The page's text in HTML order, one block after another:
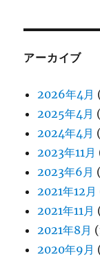
アーカイブ
2026年4月
2025年4月
2024年4月
2023年11月
2023年6月
2021年12月
2021年11月
2021年8月
2020年9月